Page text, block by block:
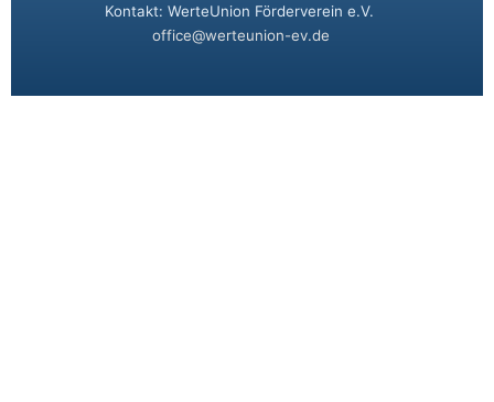
Kontakt: WerteUnion Förderverein e.V.
office@werteunion-ev.de